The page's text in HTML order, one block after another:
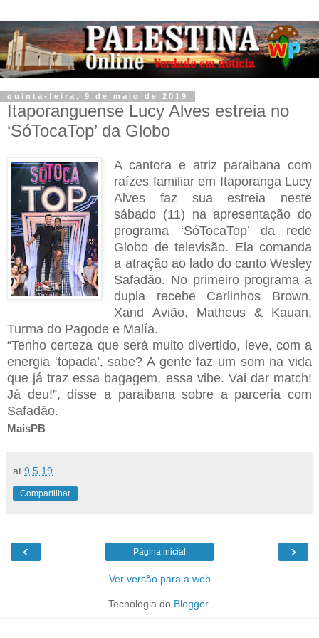
quinta-feira, 9 de maio de 2019
Itaporanguense Lucy Alves estreia no
‘SóTocaTop’ da Globo
A cantora e atriz paraibana com
raízes familiar em Itaporanga Lucy
Alves faz sua estreia neste
sábado (11) na apresentação do
programa ‘SóTocaTop’ da rede
Globo de televisão. Ela comanda
a atração ao lado do canto Wesley
Safadão. No primeiro programa a
dupla recebe Carlinhos Brown,
Xand Avião, Matheus & Kauan,
Turma do Pagode e Malía.
“Tenho certeza que será muito divertido, leve, com a
energia ‘topada’, sabe? A gente faz um som na vida
que já traz essa bagagem, essa vibe. Vai dar match!
Já deu!”, disse a paraibana sobre a parceria com
Safadão.
MaisPB
at 9.5.19
Compartilhar
‹ ›
Página inicial
Ver versão para a web
Tecnologia do Blogger.